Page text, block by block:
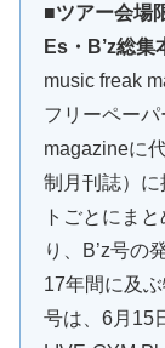
■ツアー会場
Es・B’z総集
music freak
フリーペー
magazineに
制月刊誌）
トごとにま
り、B’z号の
17年間に及
号は、6月15